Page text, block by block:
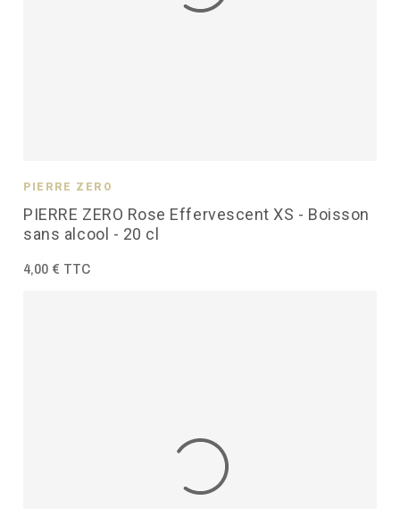
PIERRE ZERO Rose Effervescent XS - Boisson
sans alcool - 20 cl
PIERRE ZÉRO
4,00 € TTC